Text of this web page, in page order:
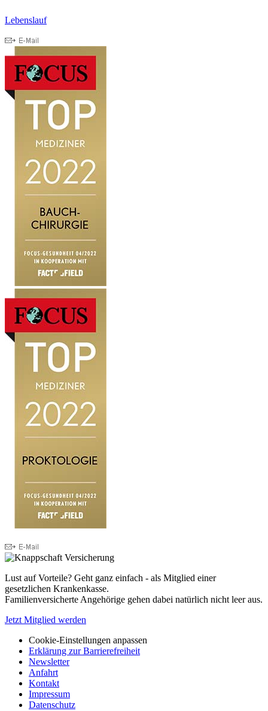
Lebenslauf
Lust auf Vorteile? Geht ganz einfach - als Mitglied einer
gesetzlichen Krankenkasse.
Familienversicherte Angehörige gehen dabei natürlich nicht leer aus.
Jetzt Mitglied werden
Cookie-Einstellungen anpassen
Erklärung zur Barrierefreiheit
Newsletter
Anfahrt
Kontakt
Impressum
Datenschutz